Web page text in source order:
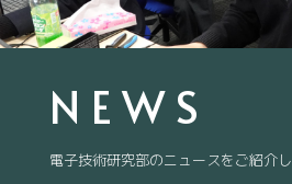
NEWS
電子技術研究部のニュースをご紹介